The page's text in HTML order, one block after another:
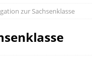
zur Sachsenklasse